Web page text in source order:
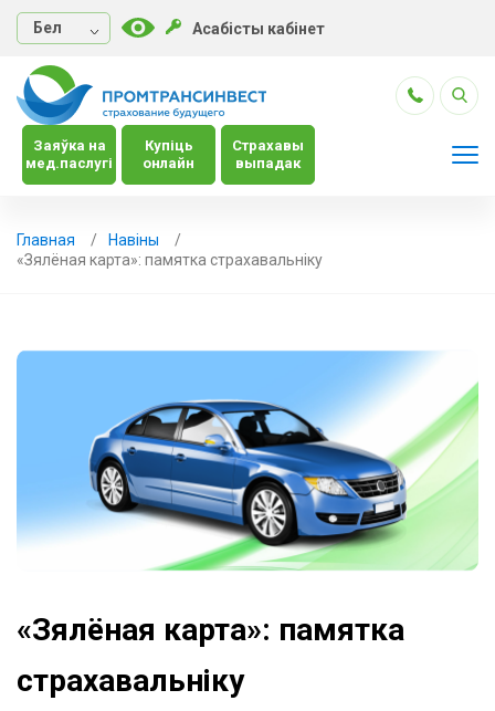
Бел Асабісты кабінет
Заяўка на
мед.паслугі
Купіць
онлайн
Страхавы
выпадак
Главная
Навiны
«Зялёная карта»: памятка страхавальніку
«Зялёная карта»: памятка
страхавальніку